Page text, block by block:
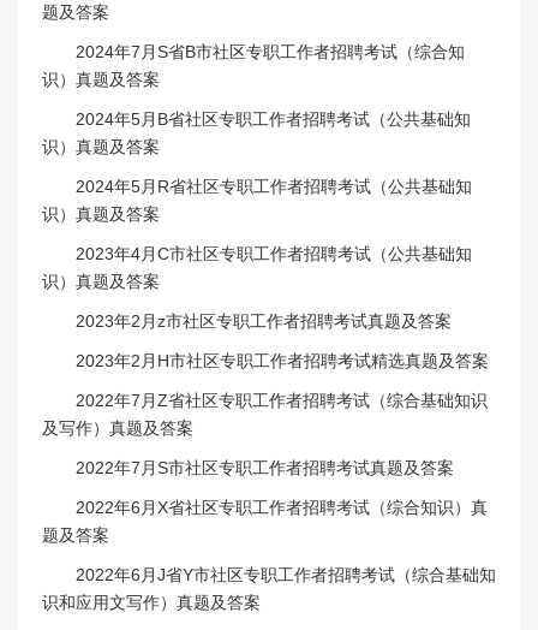
题及答案
2024年7月S省B市社区专职工作者招聘考试（综合知
识）真题及答案
2024年5月B省社区专职工作者招聘考试（公共基础知
识）真题及答案
2024年5月R省社区专职工作者招聘考试（公共基础知
识）真题及答案
2023年4月C市社区专职工作者招聘考试（公共基础知
识）真题及答案
2023年2月z市社区专职工作者招聘考试真题及答案
2023年2月H市社区专职工作者招聘考试精选真题及答案
2022年7月Z省社区专职工作者招聘考试（综合基础知识
及写作）真题及答案
2022年7月S市社区专职工作者招聘考试真题及答案
2022年6月X省社区专职工作者招聘考试（综合知识）真
题及答案
2022年6月J省Y市社区专职工作者招聘考试（综合基础知
识和应用文写作）真题及答案